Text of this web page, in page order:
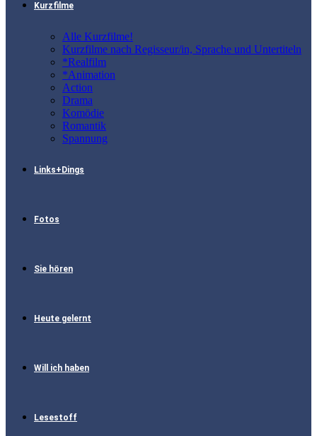
Kurzfilme
Alle Kurzfilme!
Kurzfilme nach Regisseur/in, Sprache und Untertiteln
*Realfilm
*Animation
Action
Drama
Komödie
Romantik
Spannung
Links+Dings
Fotos
Sie hören
Heute gelernt
Will ich haben
Lesestoff